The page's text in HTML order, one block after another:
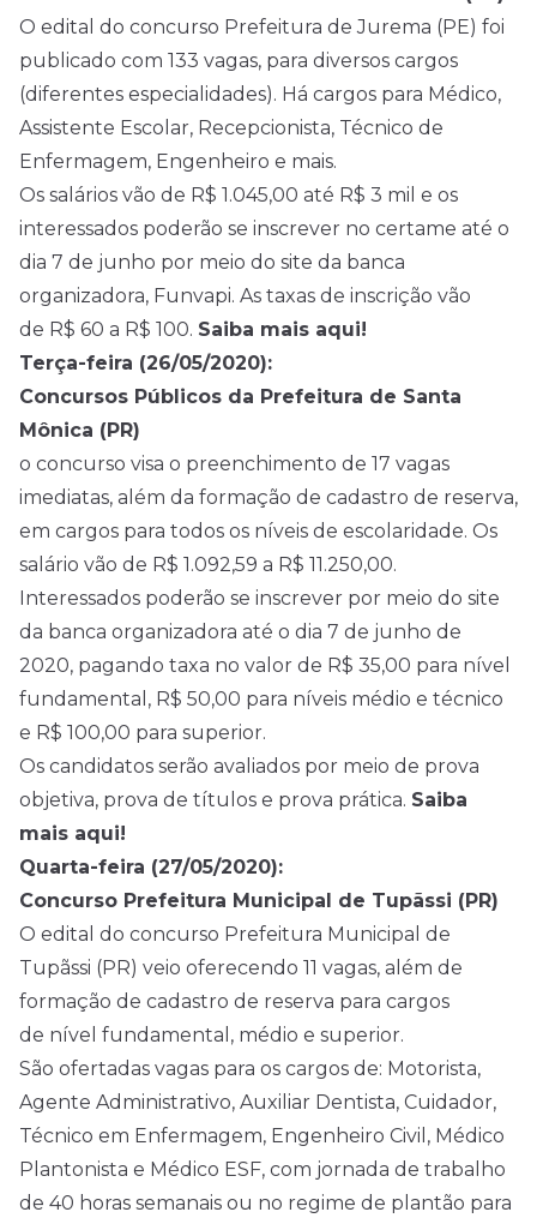
O edital do concurso Prefeitura de Jurema (PE) foi
publicado com 133 vagas, para diversos cargos
(diferentes especialidades). Há cargos para Médico,
Assistente Escolar, Recepcionista, Técnico de
Enfermagem, Engenheiro e mais.
Os salários vão de R$ 1.045,00 até R$ 3 mil e os
interessados poderão se inscrever no certame até o
dia 7 de junho por meio do site da banca
organizadora, Funvapi. As taxas de inscrição vão
de R$ 60 a R$ 100. Saiba mais aqui!
Terça-feira (26/05/2020):
Concursos Públicos da Prefeitura de Santa
Mônica (PR)
o concurso visa o preenchimento de 17 vagas
imediatas, além da formação de cadastro de reserva,
em cargos para todos os níveis de escolaridade. Os
salário vão de R$ 1.092,59 a R$ 11.250,00.
Interessados poderão se inscrever por meio do site
da banca organizadora até o dia 7 de junho de
2020, pagando taxa no valor de R$ 35,00 para nível
fundamental, R$ 50,00 para níveis médio e técnico
e R$ 100,00 para superior.
Os candidatos serão avaliados por meio de prova
objetiva, prova de títulos e prova prática. Saiba
mais aqui!
Quarta-feira (27/05/2020):
Concurso Prefeitura Municipal de Tupãssi (PR)
O edital do concurso Prefeitura Municipal de
Tupãssi (PR) veio oferecendo 11 vagas, além de
formação de cadastro de reserva para cargos
de nível fundamental, médio e superior.
São ofertadas vagas para os cargos de: Motorista,
Agente Administrativo, Auxiliar Dentista, Cuidador,
Técnico em Enfermagem, Engenheiro Civil, Médico
Plantonista e Médico ESF, com jornada de trabalho
de 40 horas semanais ou no regime de plantão para